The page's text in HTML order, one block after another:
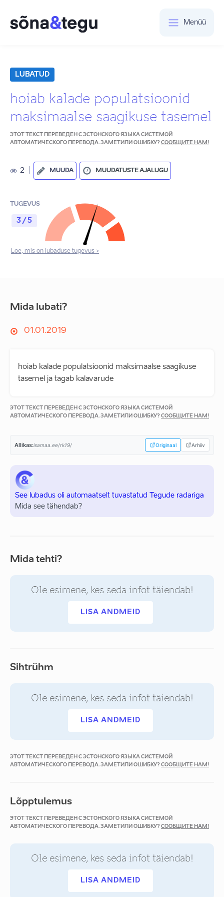
Menüü
LUBATUD
hoiab kalade populatsioonid
maksimaalse saagikuse tasemel
ЭТОТ ТЕКСТ ПЕРЕВЕДЕН С ЭСТОНСКОГО ЯЗЫКА СИСТЕМОЙ
АВТОМАТИЧЕСКОГО ПЕРЕВОДА. ЗАМЕТИЛИ ОШИБКУ? СООБЩИТЕ НАМ!
2 MUUDA MUUDATUSTE AJALUGU
TUGEVUS
3 / 5
Loe, mis on lubaduse tugevus >
Mida lubati?
01.01.2019
hoiab kalade populatsioonid maksimaalse saagikuse
tasemel ja tagab kalavarude
ЭТОТ ТЕКСТ ПЕРЕВЕДЕН С ЭСТОНСКОГО ЯЗЫКА СИСТЕМОЙ
АВТОМАТИЧЕСКОГО ПЕРЕВОДА. ЗАМЕТИЛИ ОШИБКУ? СООБЩИТЕ НАМ!
Allikas:isamaa.ee/rk19/ Originaal Arhiiv
See lubadus oli automaatselt tuvastatud Tegude radariga
Mida see tähendab?
Mida tehti?
Ole esimene, kes seda infot täiendab!
LISA ANDMEID
Sihtrühm
Ole esimene, kes seda infot täiendab!
LISA ANDMEID
ЭТОТ ТЕКСТ ПЕРЕВЕДЕН С ЭСТОНСКОГО ЯЗЫКА СИСТЕМОЙ
АВТОМАТИЧЕСКОГО ПЕРЕВОДА. ЗАМЕТИЛИ ОШИБКУ? СООБЩИТЕ НАМ!
Lõpptulemus
ЭТОТ ТЕКСТ ПЕРЕВЕДЕН С ЭСТОНСКОГО ЯЗЫКА СИСТЕМОЙ
АВТОМАТИЧЕСКОГО ПЕРЕВОДА. ЗАМЕТИЛИ ОШИБКУ? СООБЩИТЕ НАМ!
Ole esimene, kes seda infot täiendab!
LISA ANDMEID